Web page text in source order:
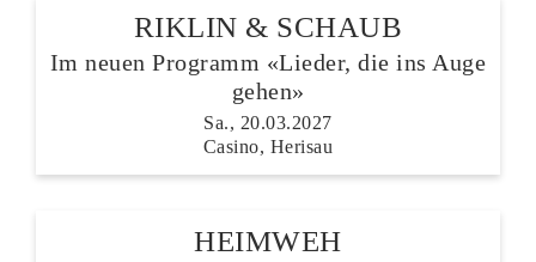
RIKLIN & SCHAUB
Im neuen Programm «Lieder, die ins Auge
gehen»
Sa., 20.03.2027
Casino, Herisau
HEIMWEH